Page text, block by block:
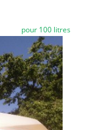
pour 100 litres